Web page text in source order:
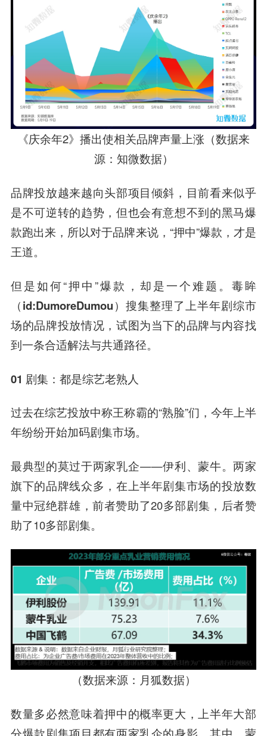
《庆余年2》播出使相关品牌声量上涨（数据来
源：知微数据）
品牌投放越来越向头部项目倾斜，目前看来似乎
是不可逆转的趋势，但也会有意想不到的黑马爆
款跑出来，所以对于品牌来说，“押中”爆款，才是
王道。
但是如何“押中”爆款，却是一个难题。毒眸
（id:DumoreDumou） 搜集整理了上半年剧综市
场的品牌投放情况，试图为当下的品牌与内容找
到一条合适解法与共通路径。
01 剧集：都是综艺老熟人
过去在综艺投放中称王称霸的“熟脸”们，今年上半
年纷纷开始加码剧集市场。
最典型的莫过于两家乳企——伊利、蒙牛。两家
旗下的品牌线众多，在上半年剧集市场的投放数
量中冠绝群雄，前者赞助了20多部剧集，后者赞
助了10多部剧集。
（数据来源：月狐数据）
数量多必然意味着押中的概率更大，上半年大部